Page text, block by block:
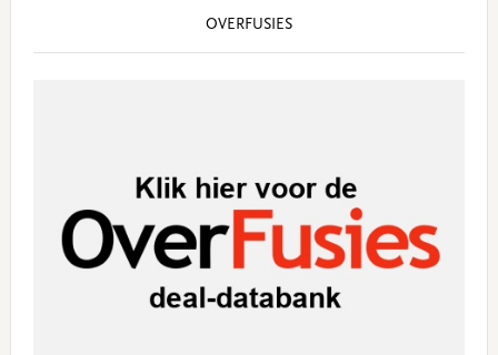
OVERFUSIES